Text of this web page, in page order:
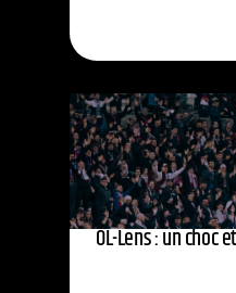
OL-Lens : un choc